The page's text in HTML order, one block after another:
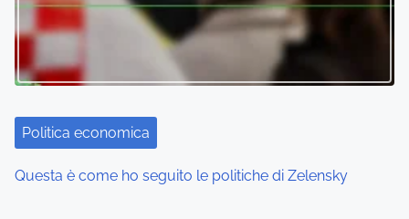
Politica economica
Questa è come ho seguito le politiche di Zelensky